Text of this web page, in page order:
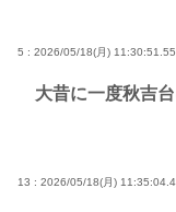
5 : 2026/05/18(月) 11:30:51.55
大昔に一度秋吉
13 : 2026/05/18(月)